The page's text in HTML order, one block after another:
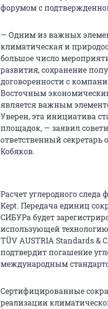
форумом с
— Одним из важных
климатическая и
большое число
развития, сохранение
договоренности с
Восточным
является важным
Уверен, эта инициатива
площадок, — заявил
ответственный
Кобяков.
Расчет углеродного
Kept. Передача единиц
СИБУРа будет
использующей
TÜV AUSTRIA Standards &
подтвердит погашение
международным
Сертифицированные
реализации